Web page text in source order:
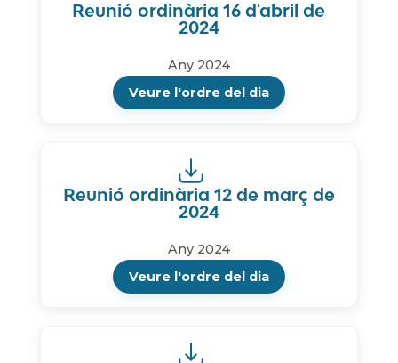
Reunió ordinària 16 d'abril de
2024
Any 2024
Veure l'ordre del dia
Reunió ordinària 12 de març de
2024
Any 2024
Veure l'ordre del dia